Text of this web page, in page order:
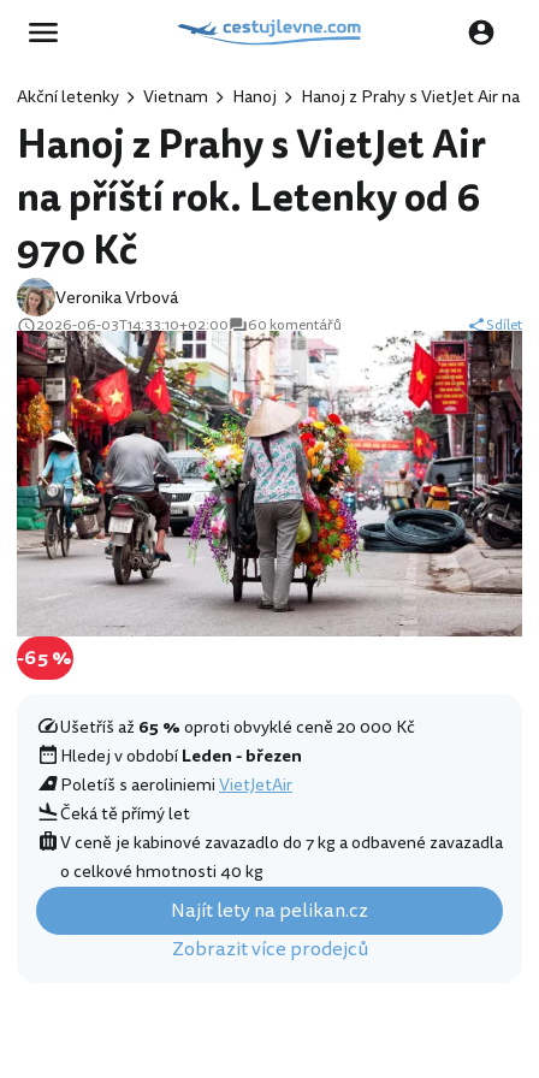
Akční letenky Vietnam Hanoj Hanoj z Prahy s VietJet Air na
Hanoj z Prahy s VietJet Air
na příští rok. Letenky od 6
970 Kč
Veronika Vrbová
2026-06-03T14:33:10+02:00 60 komentářů Sdílet
-65 %
Ušetříš až65 %oproti obvyklé ceně 20 000 Kč
Hledej v obdobíLeden - březen
Poletíš s aeroliniemiVietJetAir
Čeká tě přímý let
V ceně je kabinové zavazadlo do 7 kg a odbavené zavazadla
o celkové hmotnosti 40 kg
Najít lety na pelikan.cz
Zobrazit více prodejců